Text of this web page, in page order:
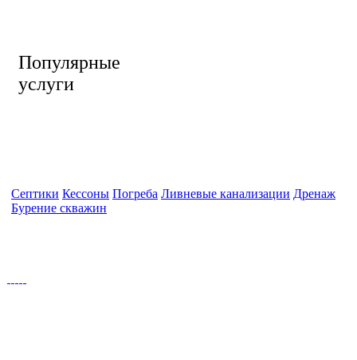
Популярные
услуги
Септики Кессоны Погреба Ливневые канализации Дренаж
Бурение скважин